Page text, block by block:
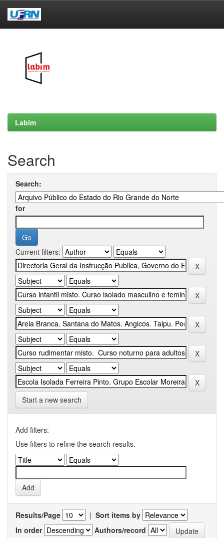
Labim
Search
Search:
for
Current filters:
Start a new search
Add filters:
Use filters to refine the search results.
Results/Page | Sort items by
In order
Authors/record